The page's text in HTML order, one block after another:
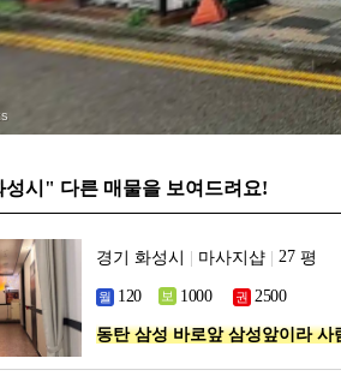
시" 다른 매물을 보여드려요!
경기 화성시 마사지샵 평
동탄 삼성 바로앞 삼성앞이라 사